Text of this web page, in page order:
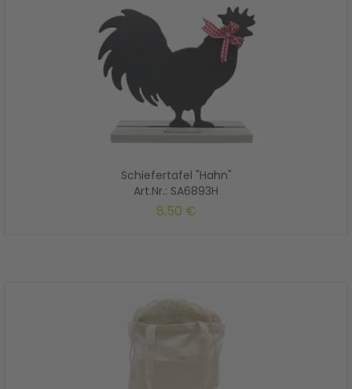
Schiefertafel "Hahn"
Art.Nr.: SA6893H
8,50 €